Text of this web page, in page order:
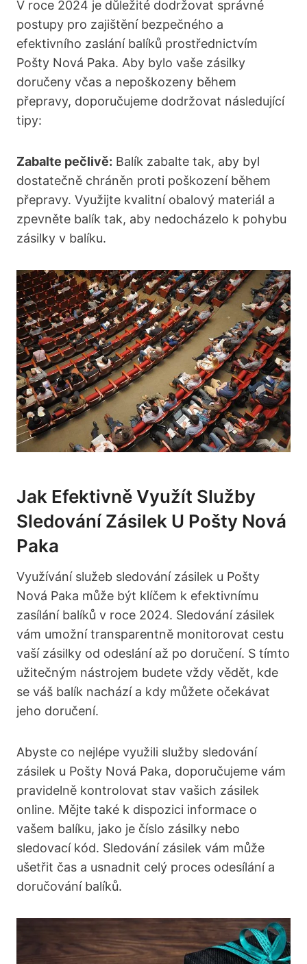
V roce 2024‍ je důležité dodržovat správné
postupy pro zajištění bezpečného a
efektivního zaslání balíků prostřednictvím
Pošty Nová⁤ Paka.⁢ Aby bylo⁤ vaše ⁣zásilky
doručeny včas a nepoškozeny během
přepravy, doporučujeme ⁣dodržovat‌ následující
tipy:
Zabalte pečlivě: Balík zabalte⁤ tak, ⁣aby byl
dostatečně chráněn⁣ proti poškození během⁤
přepravy. ⁤Využijte kvalitní obalový materiál a
zpevněte balík tak, aby nedocházelo k pohybu
zásilky⁣ v balíku.
Jak Efektivně Využít Služby ​
Sledování‌ Zásilek U Pošty Nová
Paka
Využívání služeb sledování zásilek ⁣u Pošty
Nová Paka může být klíčem k efektivnímu
zasílání balíků v roce 2024. Sledování zásilek
vám umožní transparentně monitorovat cestu
vaší zásilky ​od odeslání ⁤až po doručení. S​ tímto
⁣užitečným nástrojem budete vždy vědět, kde
se váš balík nachází⁣ a kdy⁢ můžete očekávat
jeho doručení.
Abyste co nejlépe využili služby sledování
zásilek u Pošty Nová Paka, doporučujeme vám
pravidelně kontrolovat stav vašich zásilek
online.​ Mějte také k ​dispozici informace o
vašem balíku, jako je ‌číslo zásilky nebo
sledovací kód. Sledování zásilek vám⁣ může
ušetřit čas‌ a usnadnit celý proces odesílání a
doručování balíků.